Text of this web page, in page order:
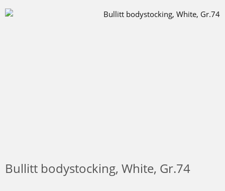
Bullitt bodystocking, White, Gr.74